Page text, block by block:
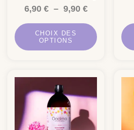
6,90 € – 9,90 €
CHOIX DES
OPTIONS